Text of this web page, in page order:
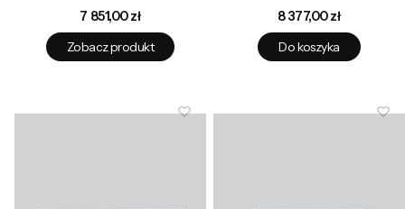
Cena
7 851,00 zł
Zobacz produkt
Cena
8 377,00 zł
Do koszyka